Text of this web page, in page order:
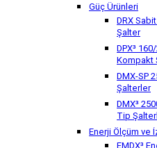
Güç Ürünleri
DRX
Şalter
DPX³
Kompakt
DMX-SP
Şalterler
DMX³
Tip
Enerji Ölçüm ve